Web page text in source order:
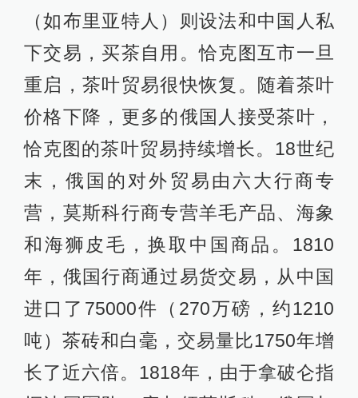
（如布里亚特人）则设法和中国人私
下交易，买茶自用。恰克图互市一旦
重启，茶叶贸易很快恢复。随着茶叶
价格下降，更多的俄国人接受茶叶，
恰克图的茶叶贸易持续增长。18世纪
末，俄国的对外贸易由六大行商专
营，莫斯科行商专营羊毛产品、海象
和海狮皮毛，换取中国商品。1810
年，俄国行商通过易货交易，从中国
进口了75000件（270万磅，约1210
吨）茶砖和白毫，交易量比1750年增
长了近六倍。1818年，由于拿破仑指